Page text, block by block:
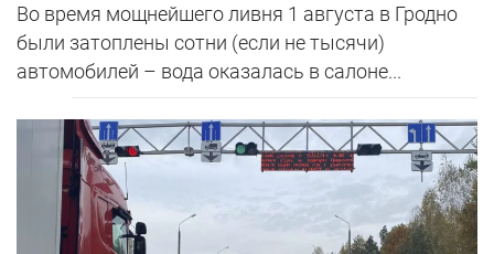
Во время мощнейшего ливня 1 августа в Гродно
были затоплены сотни (если не тысячи)
автомобилей – вода оказалась в салоне...